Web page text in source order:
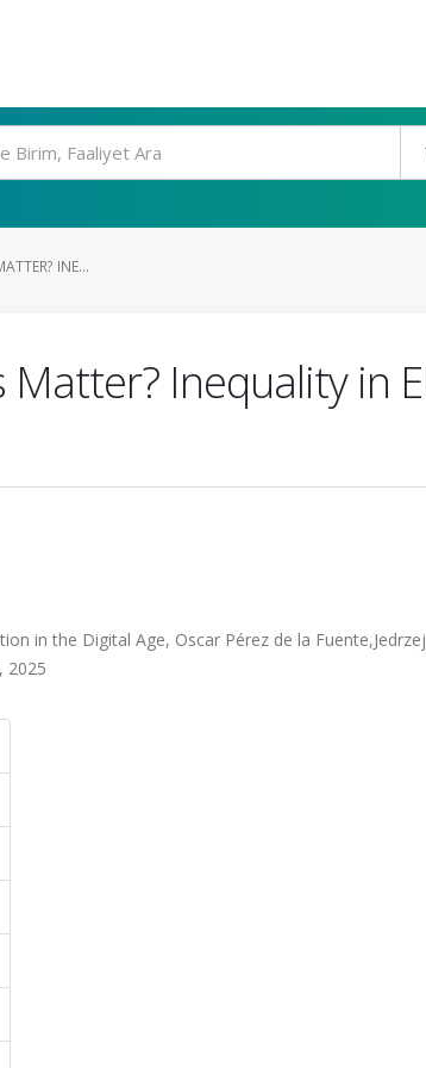
INE...
Inequality in
in the Digital Age, Oscar Pérez de la Fuente,Jedrzej
2025